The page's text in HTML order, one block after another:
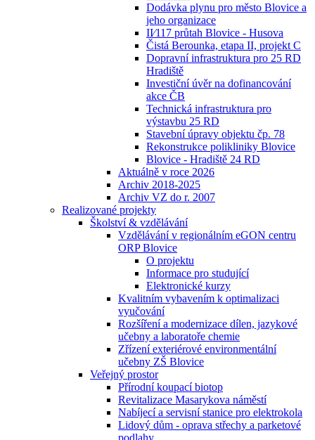
Dodávka plynu pro město Blovice a
jeho organizace
II⁄117 průtah Blovice - Husova
Čistá Berounka, etapa II, projekt C
Dopravní infrastruktura pro 25 RD
Hradiště
Investiční úvěr na dofinancování
akce ČB
Technická infrastruktura pro
výstavbu 25 RD
Stavební úpravy objektu čp. 78
Rekonstrukce polikliniky Blovice
Blovice - Hradiště 24 RD
Aktuálně v roce 2026
Archiv 2018-2025
Archiv VZ do r. 2007
Realizované projekty
Školství & vzdělávání
Vzdělávání v regionálním eGON centru
ORP Blovice
O projektu
Informace pro studující
Elektronické kurzy
Kvalitním vybavením k optimalizaci
vyučování
Rozšíření a modernizace dílen, jazykové
učebny a laboratoře chemie
Zřízení exteriérové environmentální
učebny ZŠ Blovice
Veřejný prostor
Přírodní koupací biotop
Revitalizace Masarykova náměstí
Nabíjecí a servisní stanice pro elektrokola
Lidový dům - oprava střechy a parketové
podlahy